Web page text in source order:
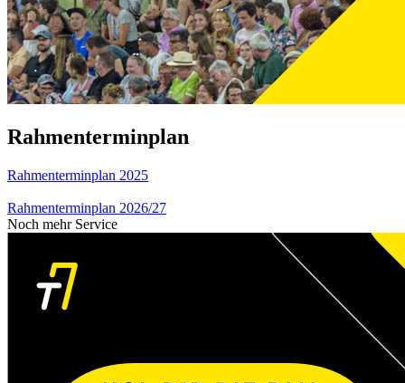
Rahmenterminplan
Rahmenterminplan 2025
Rahmenterminplan 2026/27
Noch mehr Service